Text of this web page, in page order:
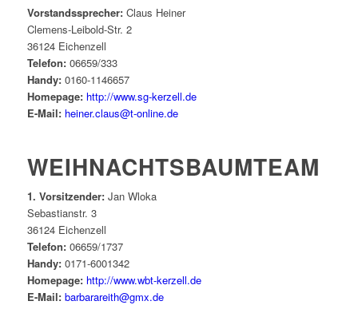
Vorstandssprecher:Claus Heiner
Clemens-Leibold-Str. 2
36124 Eichenzell
Telefon:06659/333
Handy:0160-1146657
Homepage: http://www.sg-kerzell.de
E-Mail: heiner.claus@t-online.de
WEIHNACHTSBAUMTEAM
1. Vorsitzender:Jan Wloka
Sebastianstr. 3
36124 Eichenzell
Telefon:06659/1737
Handy:0171-6001342
Homepage: http://www.wbt-kerzell.de
E-Mail: barbarareith@gmx.de